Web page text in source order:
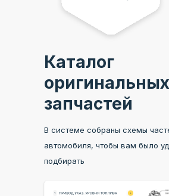
Каталог
оригинальных
запчастей
В системе собраны схемы
автомобиля, чтобы вам было
подбирать